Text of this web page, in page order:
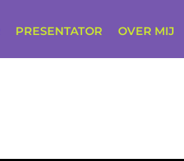
PRESENTATOR OVER MIJ